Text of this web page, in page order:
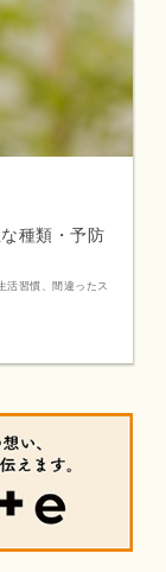
種類・予防
活習慣、間違ったス